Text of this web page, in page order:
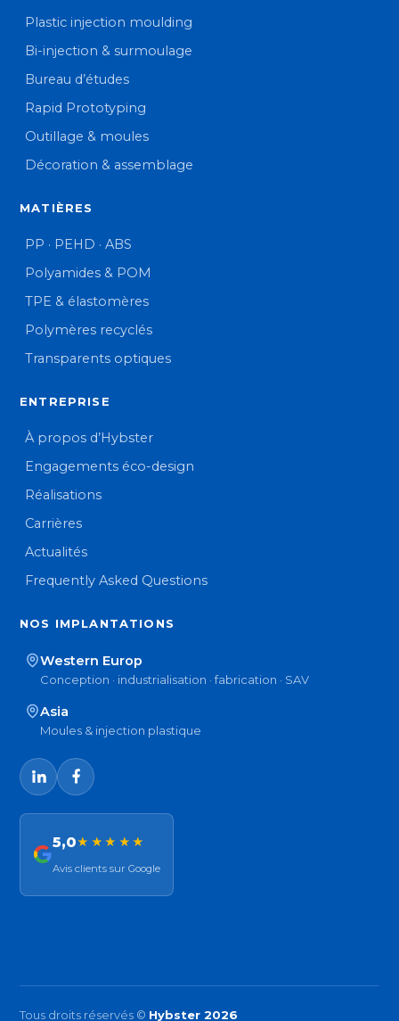
Plastic injection moulding
Bi-injection & surmoulage
Bureau d’études
Rapid Prototyping
Outillage & moules
Décoration & assemblage
MATIÈRES
PP · PEHD · ABS
Polyamides & POM
TPE & élastomères
Polymères recyclés
Transparents optiques
ENTREPRISE
À propos d’Hybster
Engagements éco-design
Réalisations
Carrières
Actualités
Frequently Asked Questions
NOS IMPLANTATIONS
Western Europ
Conception · industrialisation · fabrication · SAV
Asia
Moules & injection plastique
5,0★★★★★
Avis clients sur Google
Tous droits réservés © Hybster 2026